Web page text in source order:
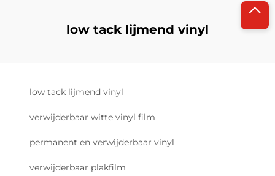
low tack lijmend vinyl
low tack lijmend vinyl
verwijderbaar witte vinyl film
permanent en verwijderbaar vinyl
verwijderbaar plakfilm